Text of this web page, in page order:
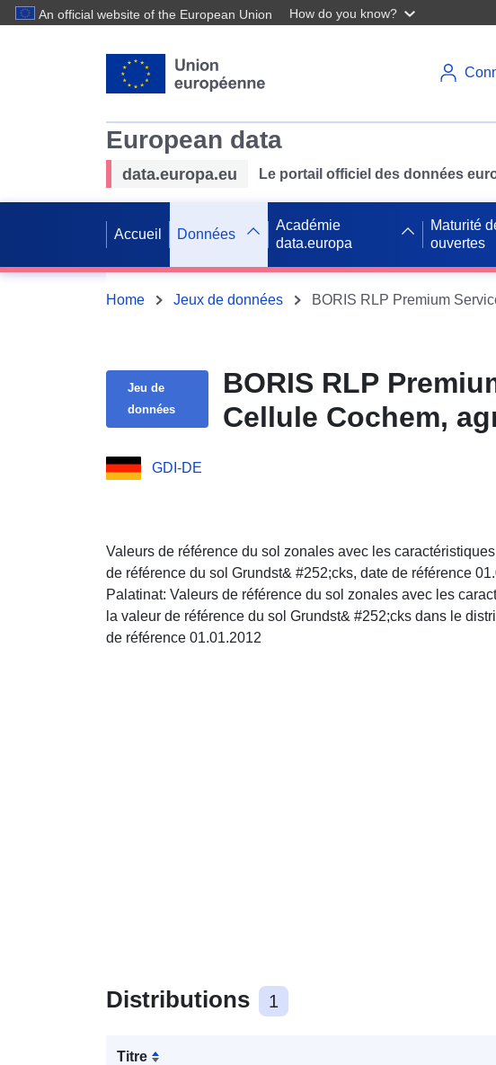
An official website of the European Union How do you know?
European data
data.europa.eu Le portail officiel des données
Accueil Données
Académie
data.europa
Maturité
ouvertes
Home Jeux de données
Jeu de
données
BORIS RLP
Cellule Cochem,
GDI-DE
Valeurs de référence du sol zonales avec les
de référence du sol Grundst& #252;cks, date de référence
Palatinat: Valeurs de référence du sol zonales avec les
la valeur de référence du sol Grundst& #252;cks dans le
de référence 01.01.2012
Distributions 1
Titre